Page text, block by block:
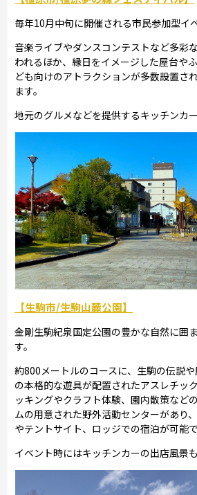
毎年10月中旬に開催される市民参加型イ
音楽ライブやダンスコンテストなど多彩
われるほか、縁日をイメージした屋台や
ども向けのアトラクションが多数設置さ
ます。
地元のグルメなどを提供するキッチンカ
【生駒市/生駒山麓公園】
金剛生駒紀泉国定公園の豊かな自然に囲
す。
約800メートルのコースに、生駒の伝説
の本格的な遊具が配置されたアスレチッ
ッキングやクラフト体験、園内散策など
ムの用意された野外活動センターがあり
やテントサイト、ロッジでの宿泊が可能で
イベント時にはキッチンカーの出店風景も